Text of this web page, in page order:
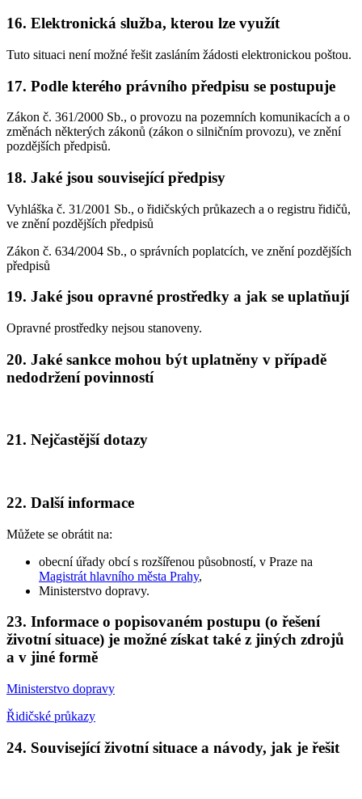
16. Elektronická služba, kterou lze využít
Tuto situaci není možné řešit zasláním žádosti elektronickou poštou.
17. Podle kterého právního předpisu se postupuje
Zákon č. 361/2000 Sb., o provozu na pozemních komunikacích a o
změnách některých zákonů (zákon o silničním provozu), ve znění
pozdějších předpisů.
18. Jaké jsou související předpisy
Vyhláška č. 31/2001 Sb., o řidičských průkazech a o registru řidičů,
ve znění pozdějších předpisů
Zákon č. 634/2004 Sb., o správních poplatcích, ve znění pozdějších
předpisů
19. Jaké jsou opravné prostředky a jak se uplatňují
Opravné prostředky nejsou stanoveny.
20. Jaké sankce mohou být uplatněny v případě
nedodržení povinností
21. Nejčastější dotazy
22. Další informace
Můžete se obrátit na:
obecní úřady obcí s rozšířenou působností, v Praze na
Magistrát hlavního města Prahy,
Ministerstvo dopravy.
23. Informace o popisovaném postupu (o řešení
životní situace) je možné získat také z jiných zdrojů
a v jiné formě
Ministerstvo dopravy
Řidičské průkazy
24. Související životní situace a návody, jak je řešit